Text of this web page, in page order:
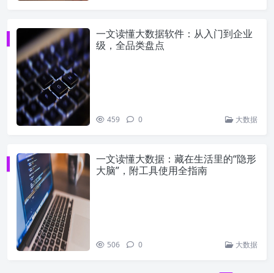
一文读懂大数据软件：从入门到企业
级，全品类盘点
459 0 大数据
一文读懂大数据：藏在生活里的“隐形
大脑”，附工具使用全指南
506 0 大数据